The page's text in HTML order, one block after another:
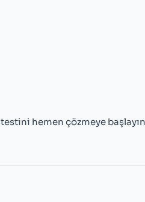
hemen çözmeye